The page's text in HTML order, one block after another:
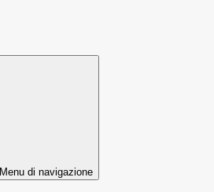
Menu di navigazione